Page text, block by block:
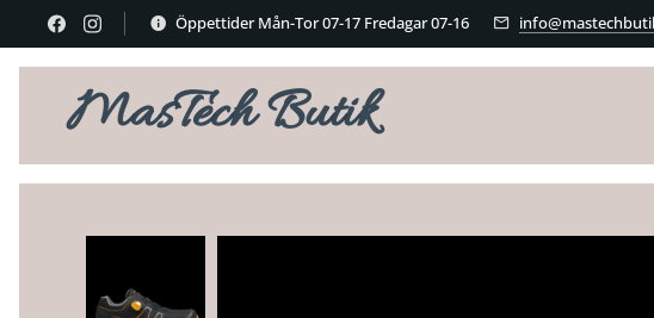
Öppettider Mån-Tor 07-17 Fredagar 07-16
MasTech Butik